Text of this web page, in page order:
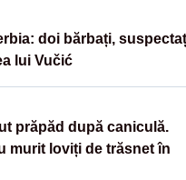
doi bărbați,
lui Vučić
prăpăd după caniculă.
murit loviți de trăsnet în